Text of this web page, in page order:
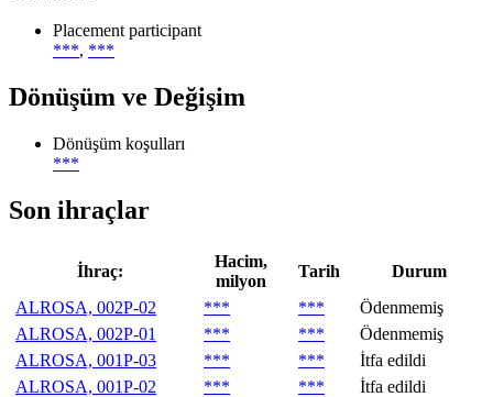
Placement participant
***, ***
Dönüşüm ve Değişim
Dönüşüm koşulları
***
Son ihraçlar
İhraç:
Hacim,
milyon
Tarih
Durum
ALROSA, 002P-02
*** ***
Ödenmemiş
ALROSA, 002P-01
*** ***
Ödenmemiş
ALROSA, 001P-03
*** ***
İtfa edildi
ALROSA, 001P-02
*** ***
İtfa edildi